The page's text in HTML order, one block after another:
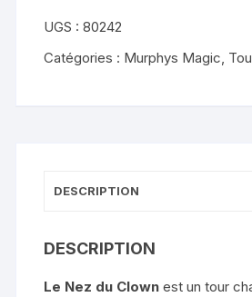
Clown's
Nose
Traversoni
UGS :80242
Catégories : Murphys Magic,
DESCRIPTION
DESCRIPTION
Le Nez du Clown est un tour